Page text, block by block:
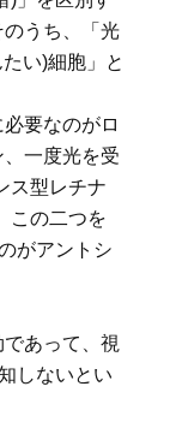
うち、「光
い)細胞」と
要なのがロ
一度光を受
ス型レチナ
この二つを
がアントシ
あって、視
しないとい